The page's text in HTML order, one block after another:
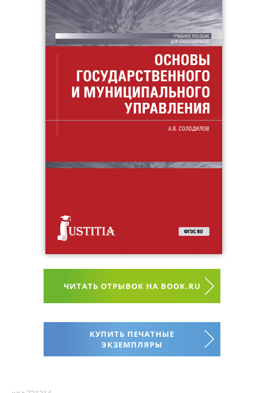
ЧИТАТЬ ОТРЫВОК НА BOOK.RU
КУПИТЬ ПЕЧАТНЫЕ
ЭКЗЕМПЛЯРЫ